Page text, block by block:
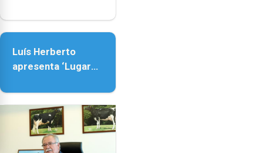
e
as
18h00.
Senhora da
Luís Herberto
apresenta ‘Lugares